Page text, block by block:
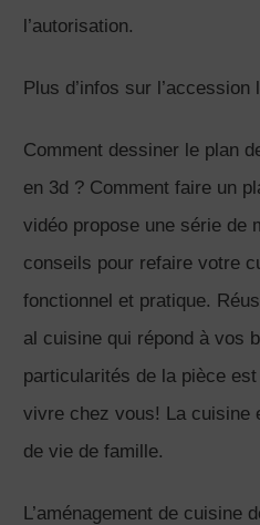
l’autorisation.
Plus d’infos sur l’accession
Comment dessiner le plan
en 3d ? Comment faire un
vidéo propose une série de
conseils pour refaire votre
fonctionnel et pratique.
al cuisine qui répond à vos
particularités de la pièce
vivre chez vous! La cuisine
de vie de famille.
L’aménagement de cuisine